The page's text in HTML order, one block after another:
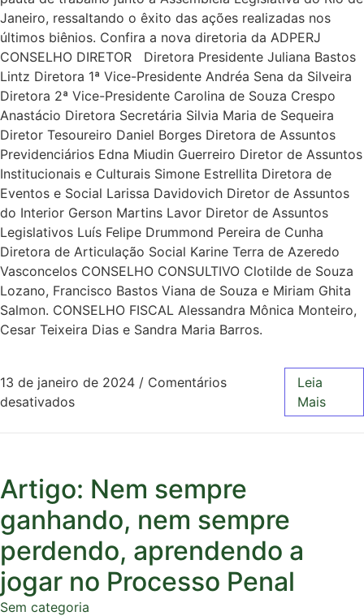
Janeiro, ressaltando o êxito das ações realizadas nos
últimos biênios. Confira a nova diretoria da ADPERJ
CONSELHO DIRETOR Diretora Presidente Juliana Bastos
Lintz Diretora 1ª Vice-Presidente Andréa Sena da Silveira
Diretora 2ª Vice-Presidente Carolina de Souza Crespo
Anastácio Diretora Secretária Silvia Maria de Sequeira
Diretor Tesoureiro Daniel Borges Diretora de Assuntos
Previdenciários Edna Miudin Guerreiro Diretor de Assuntos
Institucionais e Culturais Simone Estrellita Diretora de
Eventos e Social Larissa Davidovich Diretor de Assuntos
do Interior Gerson Martins Lavor Diretor de Assuntos
Legislativos Luís Felipe Drummond Pereira de Cunha
Diretora de Articulação Social Karine Terra de Azeredo
Vasconcelos CONSELHO CONSULTIVO Clotilde de Souza
Lozano, Francisco Bastos Viana de Souza e Miriam Ghita
Salmon. CONSELHO FISCAL Alessandra Mônica Monteiro,
Cesar Teixeira Dias e Sandra Maria Barros.
13 de janeiro de 2024 / Comentários
desativados
Leia
Mais
Artigo: Nem sempre
ganhando, nem sempre
perdendo, aprendendo a
jogar no Processo Penal
Sem categoria